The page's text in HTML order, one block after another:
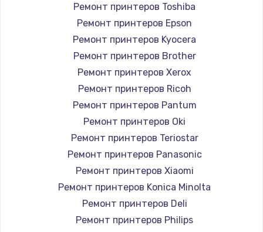
Ремонт принтеров Toshiba
Ремонт принтеров Epson
Ремонт принтеров Kyocera
Ремонт принтеров Brother
Ремонт принтеров Xerox
Ремонт принтеров Ricoh
Ремонт принтеров Pantum
Ремонт принтеров Oki
Ремонт принтеров Teriostar
Ремонт принтеров Panasonic
Ремонт принтеров Xiaomi
Ремонт принтеров Konica Minolta
Ремонт принтеров Deli
Ремонт принтеров Philips